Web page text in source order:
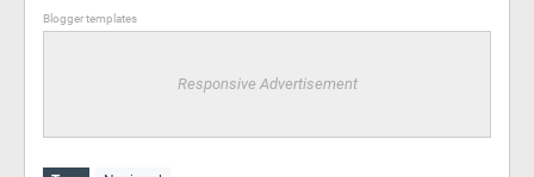
Blogger templates
Responsive Advertisement